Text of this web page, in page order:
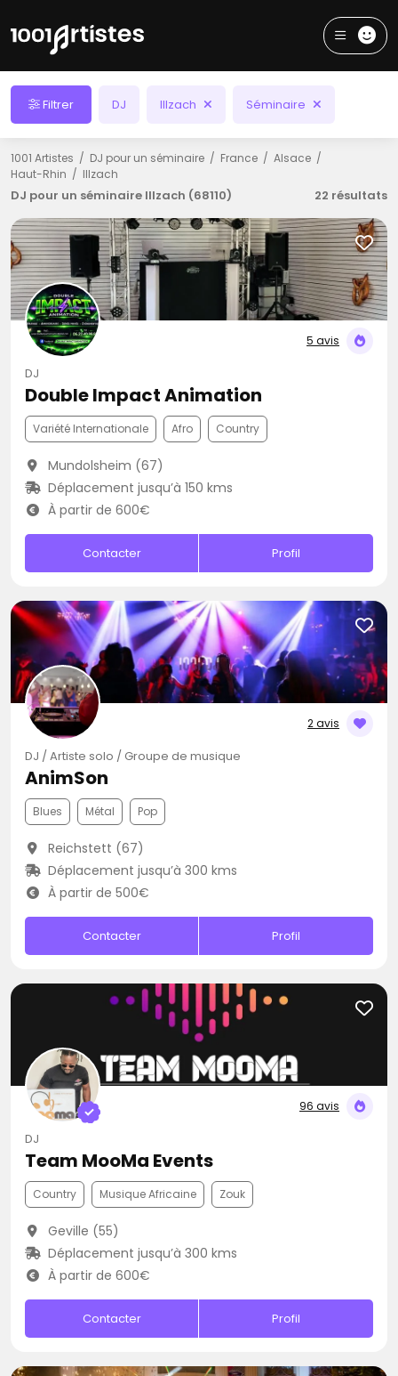
Filtrer DJ Illzach Séminaire
1001 Artistes DJ pour un séminaire France
Alsace
Haut-Rhin
Illzach
DJ pour un séminaire Illzach (68110) 22 résultats
5 avis
DJ
Double Impact Animation
Variété Internationale Afro Country
Mundolsheim (67)
Déplacement jusqu’à 150 kms
À partir de 600€
Contacter Profil
2 avis
DJ / Artiste solo / Groupe de musique
AnimSon
Blues Métal Pop
Reichstett (67)
Déplacement jusqu’à 300 kms
À partir de 500€
Contacter Profil
96 avis
DJ
Team MooMa Events
Country Musique Africaine Zouk
Geville (55)
Déplacement jusqu’à 300 kms
À partir de 600€
Contacter Profil